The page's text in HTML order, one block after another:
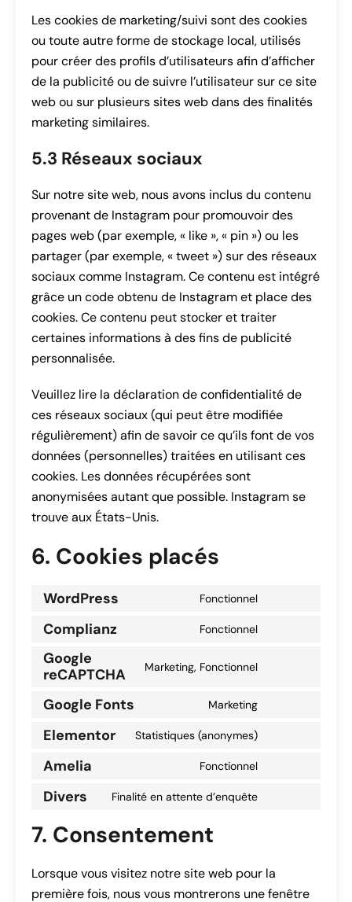
Les cookies de marketing/suivi sont des cookies
ou toute autre forme de stockage local, utilisés
pour créer des profils d’utilisateurs afin d’afficher
de la publicité ou de suivre l’utilisateur sur ce site
web ou sur plusieurs sites web dans des finalités
marketing similaires.
5.3 Réseaux sociaux
Sur notre site web, nous avons inclus du contenu
provenant de Instagram pour promouvoir des
pages web (par exemple, « like », « pin ») ou les
partager (par exemple, « tweet ») sur des réseaux
sociaux comme Instagram. Ce contenu est intégré
grâce un code obtenu de Instagram et place des
cookies. Ce contenu peut stocker et traiter
certaines informations à des fins de publicité
personnalisée.
Veuillez lire la déclaration de confidentialité de
ces réseaux sociaux (qui peut être modifiée
régulièrement) afin de savoir ce qu’ils font de vos
données (personnelles) traitées en utilisant ces
cookies. Les données récupérées sont
anonymisées autant que possible. Instagram se
trouve aux États-Unis.
6. Cookies placés
WordPress Fonctionnel
Complianz Fonctionnel
Google
reCAPTCHA
Marketing, Fonctionnel
Google Fonts Marketing
Elementor Statistiques (anonymes)
Amelia Fonctionnel
Divers Finalité en attente d’enquête
7. Consentement
Lorsque vous visitez notre site web pour la
première fois, nous vous montrerons une fenêtre